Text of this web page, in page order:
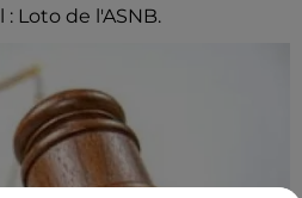
Loto de l'ASNB.